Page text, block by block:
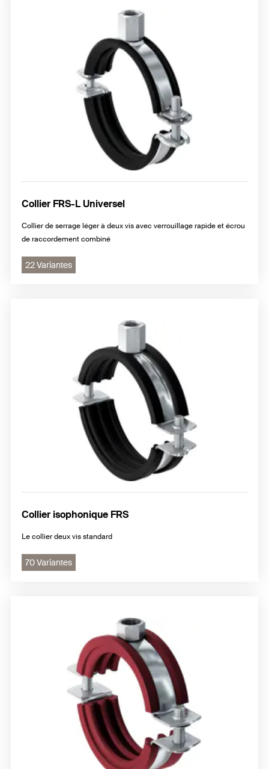
Collier FRS-L Universel
Collier de serrage léger à deux vis avec verrouillage rapide et écrou
de raccordement combiné
22 Variantes
Collier isophonique FRS
Le collier deux vis standard
70 Variantes